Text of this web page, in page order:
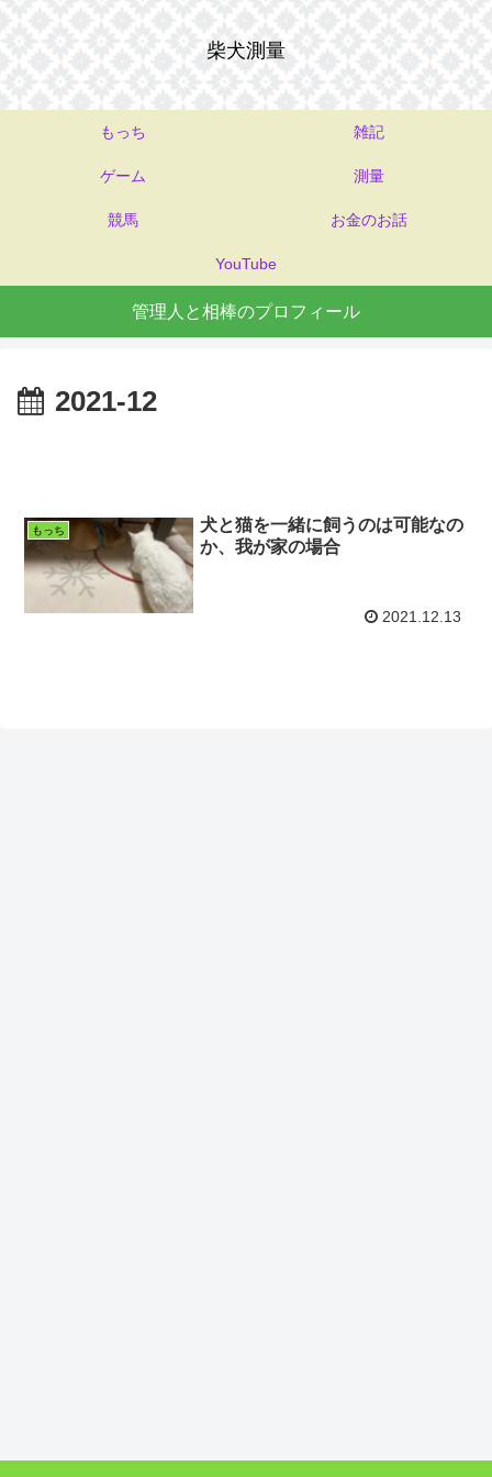
柴犬測量
もっち 雑記
ゲーム 測量
競馬 お金のお話
YouTube
管理人と相棒のプロフィール
2021-12
もっち
犬と猫を一緒に飼うのは可能なの
か、我が家の場合
2021.12.13